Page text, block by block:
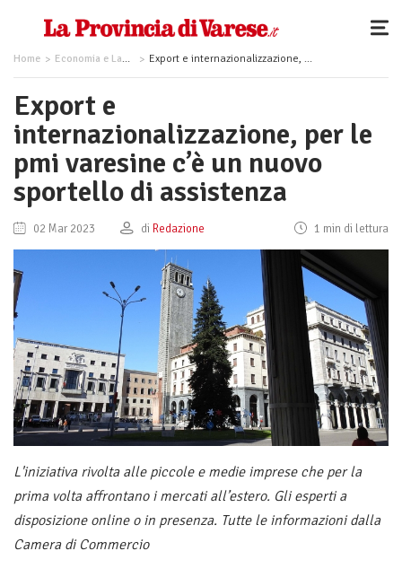
Home Economia e Lavoro Export e internazionalizzazione, per le pmi varesine c’è un nuovo sportello di assistenza
Export e
internazionalizzazione, per le
pmi varesine c’è un nuovo
sportello di assistenza
02 Mar 2023 di Redazione 1 min di lettura
L'iniziativa rivolta alle piccole e medie imprese che per la
prima volta affrontano i mercati all’estero. Gli esperti a
disposizione online o in presenza. Tutte le informazioni dalla
Camera di Commercio